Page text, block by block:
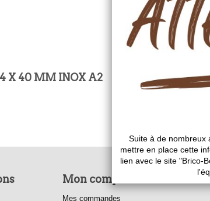
X 40 MM INOX A2
Mon compte
Mes commandes